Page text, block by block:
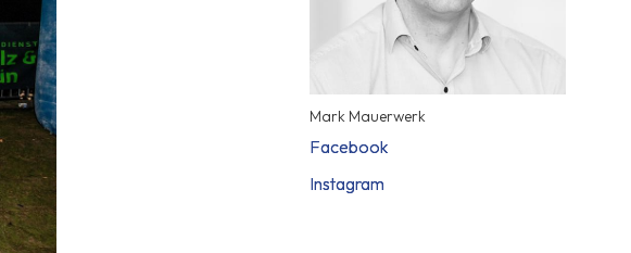
Mark Mauerwerk
Facebook
Facebook
Instagram
Instagram